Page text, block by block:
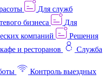
Для служб
бизнеса
Для
компаний
Решения
и ресторанов
Служба
Контроль выездных